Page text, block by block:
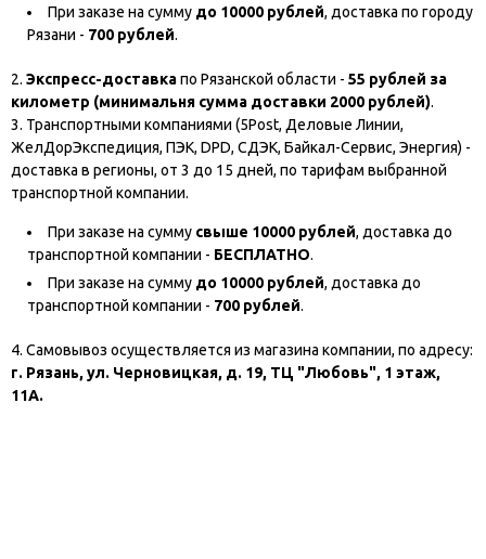
При заказе на сумму до 10000 рублей, доставка по городу
Рязани - 700 рублей.
2. Экспресс-доставкапо Рязанской области - 55 рублей за
километр (минимальня сумма доставки 2000 рублей).
3. Транспортными компаниями (5Post, Деловые Линии,
ЖелДорЭкспедиция, ПЭК, DPD, СДЭК, Байкал-Сервис, Энергия) -
доставка в регионы, от 3 до 15 дней, по тарифам выбранной
транспортной компании.
При заказе на сумму свыше 10000 рублей, доставка до
транспортной компании - БЕСПЛАТНО.
При заказе на сумму до 10000 рублей, доставка до
транспортной компании - 700 рублей.
4. Самовывоз осуществляется из магазина компании, по адресу:
г. Рязань, ул. Черновицкая, д. 19, ТЦ "Любовь", 1 этаж,
11А.